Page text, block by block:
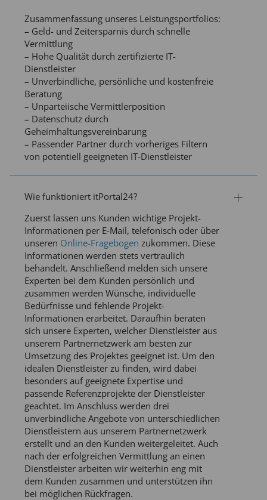
Zusammenfassung unseres Leistungsportfolios:
– Geld- und Zeitersparnis durch schnelle
Vermittlung
– Hohe Qualität durch zertifizierte IT-
Dienstleister
– Unverbindliche, persönliche und kostenfreie
Beratung
– Unparteiische Vermittlerposition
– Datenschutz durch
Geheimhaltungsvereinbarung
– Passender Partner durch vorheriges Filtern
von potentiell geeigneten IT-Dienstleister
Wie funktioniert itPortal24?
Zuerst lassen uns Kunden wichtige Projekt-
Informationen per E-Mail, telefonisch oder über
unseren Online-Fragebogen zukommen. Diese
Informationen werden stets vertraulich
behandelt. Anschließend melden sich unsere
Experten bei dem Kunden persönlich und
zusammen werden Wünsche, individuelle
Bedürfnisse und fehlende Projekt-
Informationen erarbeitet. Daraufhin beraten
sich unsere Experten, welcher Dienstleister aus
unserem Partnernetzwerk am besten zur
Umsetzung des Projektes geeignet ist. Um den
idealen Dienstleister zu finden, wird dabei
besonders auf geeignete Expertise und
passende Referenzprojekte der Dienstleister
geachtet. Im Anschluss werden drei
unverbindliche Angebote von unterschiedlichen
Dienstleistern aus unserem Partnernetzwerk
erstellt und an den Kunden weitergeleitet. Auch
nach der erfolgreichen Vermittlung an einen
Dienstleister arbeiten wir weiterhin eng mit
dem Kunden zusammen und unterstützen ihn
bei möglichen Rückfragen.